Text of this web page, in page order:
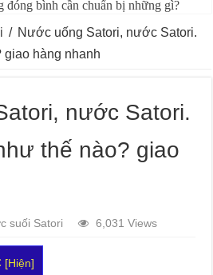
đóng bình cần chuẩn bị những gì?
/ Nước uống Satori, nước Satori.
hàng nhanh
nước Satori.
thế nào? giao
suối Satori 6,031 Views
[Hiện]